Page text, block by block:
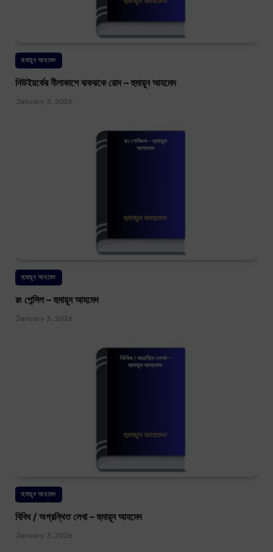
হুমায়ূন আহমেদ
নিউইয়র্কের নীলাকাশে ঝকঝকে রোদ – হুমায়ূন আহমেদ
January 3, 2026
হুমায়ূন আহমেদ
রং পেন্সিল – হুমায়ূন আহমেদ
January 3, 2026
হুমায়ূন আহমেদ
বিবিধ / অগ্রন্থিত লেখা – হুমায়ূন আহমেদ
January 3, 2026